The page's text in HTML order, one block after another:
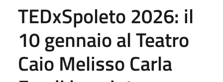
TEDxSpoleto 2026: il
10 gennaio al Teatro
Caio Melisso Carla